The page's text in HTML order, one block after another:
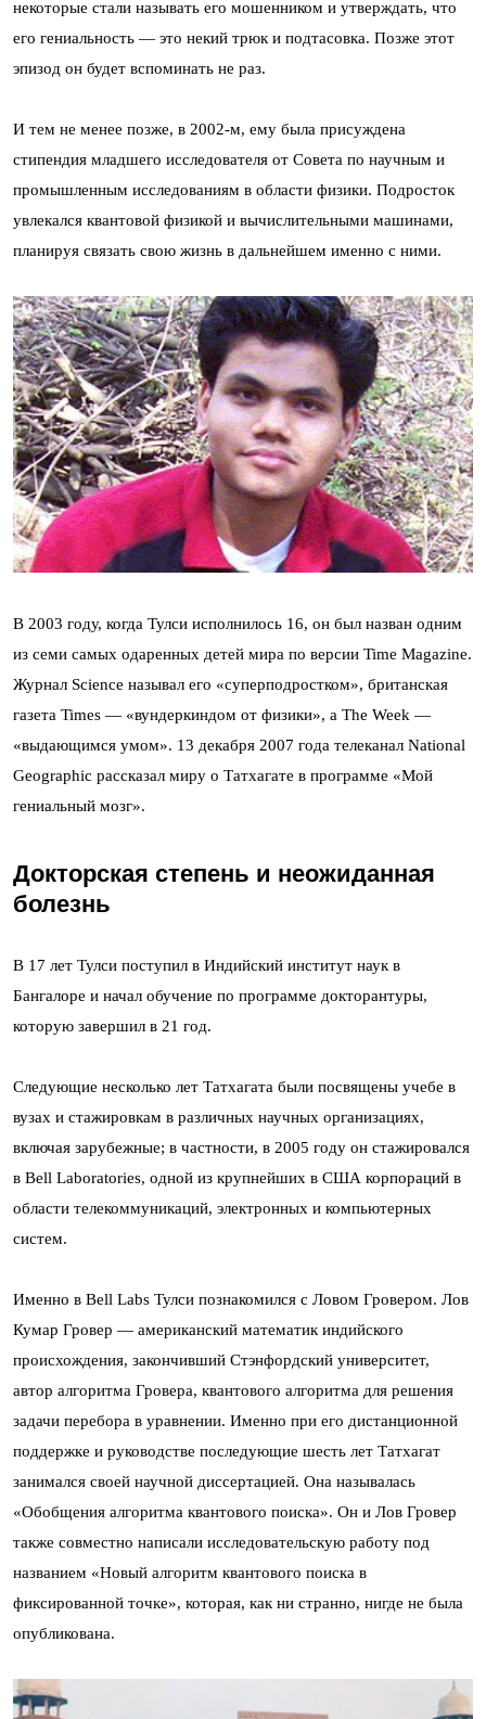
некоторые стали называть его мошенником и утверждать, что
его гениальность — это некий трюк и подтасовка. Позже этот
эпизод он будет вспоминать не раз.
И тем не менее позже, в 2002-м, ему была присуждена
стипендия младшего исследователя от Совета по научным и
промышленным исследованиям в области физики. Подросток
увлекался квантовой физикой и вычислительными машинами,
планируя связать свою жизнь в дальнейшем именно с ними.
В 2003 году, когда Тулси исполнилось 16, он был назван одним
из семи самых одаренных детей мира по версии Time Magazine.
Журнал Science называл его «суперподростком», британская
газета Times — «вундеркиндом от физики», а The Week —
«выдающимся умом». 13 декабря 2007 года телеканал National
Geographic рассказал миру о Татхагате в программе «Мой
гениальный мозг».
Докторская степень и неожиданная
болезнь
В 17 лет Тулси поступил в Индийский институт наук в
Бангалоре и начал обучение по программе докторантуры,
которую завершил в 21 год.
Следующие несколько лет Татхагата были посвящены учебе в
вузах и стажировкам в различных научных организациях,
включая зарубежные; в частности, в 2005 году он стажировался
в Bell Laboratories, одной из крупнейших в США корпораций в
области телекоммуникаций, электронных и компьютерных
систем.
Именно в Bell Labs Тулси познакомился с Ловом Гровером. Лов
Кумар Гровер — американский математик индийского
происхождения, закончивший Стэнфордский университет,
автор алгоритма Гровера, квантового алгоритма для решения
задачи перебора в уравнении. Именно при его дистанционной
поддержке и руководстве последующие шесть лет Татхагат
занимался своей научной диссертацией. Она называлась
«Обобщения алгоритма квантового поиска». Он и Лов Гровер
также совместно написали исследовательскую работу под
названием «Новый алгоритм квантового поиска в
фиксированной точке», которая, как ни странно, нигде не была
опубликована.